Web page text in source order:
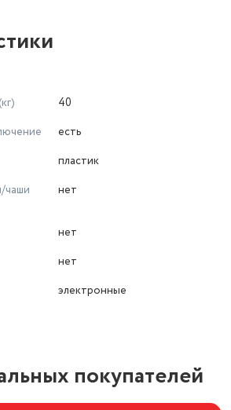
40
есть
пластик
чаши
нет
нет
нет
электронные
покупателей